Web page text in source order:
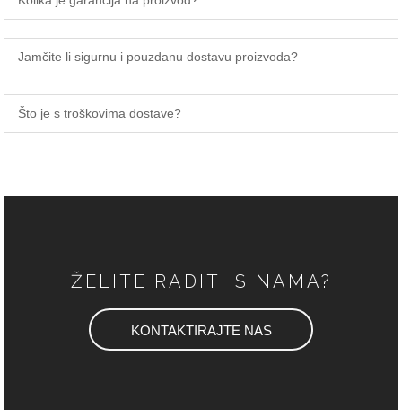
Jamčite li sigurnu i pouzdanu dostavu proizvoda?
Što je s troškovima dostave?
ŽELITE RADITI S NAMA?
KONTAKTIRAJTE NAS